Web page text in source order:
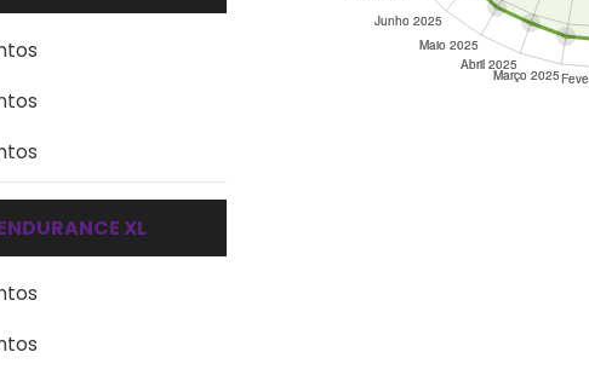
XL